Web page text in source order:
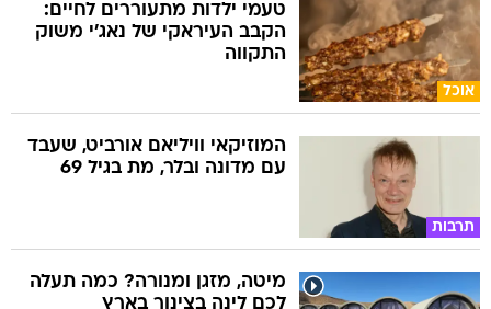
אוכל
טעמי ילדות מתעוררים לחיים:
הקבב העיראקי של נאג׳י משוק
התקווה
תרבות
המוזיקאי וויליאם אורביט, שעבד
עם מדונה ובלר, מת בגיל 69
מיטה, מזגן ומנורה? כמה תעלה
לכם לינה בצינור בארץ